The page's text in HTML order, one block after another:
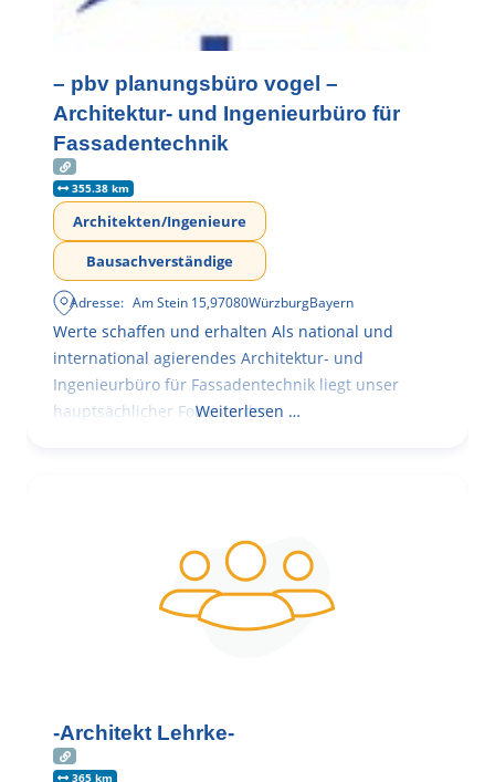
– pbv planungsbüro vogel –
Architektur- und Ingenieurbüro für
Fassadentechnik
355.38 km
Architekten/Ingenieure
Bausachverständige
Adresse: Am Stein 15,97080WürzburgBayern
Werte schaffen und erhalten Als national und
international agierendes Architektur- und
Ingenieurbüro für Fassadentechnik liegt unser
hauptsächlicher Fokus in der
Weiterlesen …
-Architekt Lehrke-
365 km